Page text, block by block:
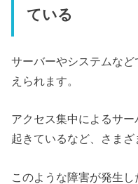
ている
サーバーやシステムな
えられます。
アクセス集中によるサ
起きているなど、さまざ
このような障害が発生